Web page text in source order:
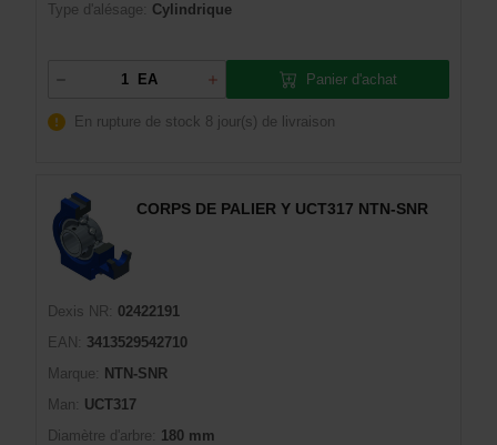
Type d'alésage:
Cylindrique
EA Panier d'achat
En rupture de stock 8 jour(s) de livraison
CORPS DE PALIER Y UCT317 NTN-SNR
Dexis NR:
02422191
EAN:
3413529542710
Marque:
NTN-SNR
Man:
UCT317
Diamètre d'arbre:
180 mm